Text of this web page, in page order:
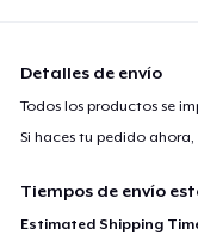
Detalles de envío
Todos los productos se
Si haces tu pedido
Tiempos de envío
Estimated Shipping